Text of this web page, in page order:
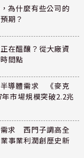
為什麼有些公司的
期？
在醞釀？從大廠資
間點
導體需求 《麥克
市場規模突破2.2兆
求 西門子調高全
事業利潤創歷史新